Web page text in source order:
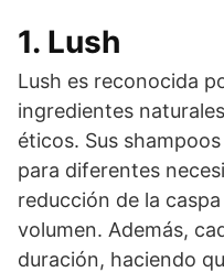
1. Lush
Lush es reconocida
ingredientes
éticos. Sus
para diferentes
reducción de la
volumen. Además,
duración, haciendo